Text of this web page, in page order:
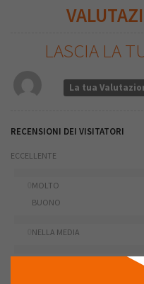
LASCIA LA
La tua
RECENSIONI DEI VISITATORI
ECCELLENTE
MOLTO
BUONO
NELLA MEDIA